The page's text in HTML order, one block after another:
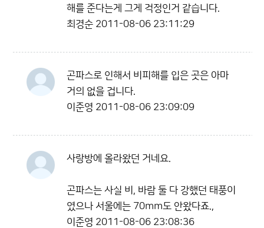
해를 준다는게 그게 걱정인거 같습니다.
최경순 2011-08-06 23:11:29
곤파스로 인해서 비피해를 입은 곳은 아마
거의 없을 겁니다.
이준영 2011-08-06 23:09:09
사랑방에 올라왔던 거네요.
곤파스는 사실 비, 바람 둘 다 강했던 태풍이
였으나 서울에는 70mm도 안왔다죠.,
이준영 2011-08-06 23:08:36